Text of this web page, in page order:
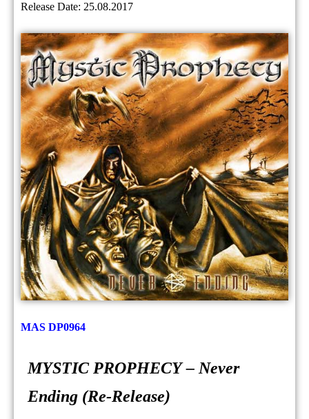
Release Date: 25.08.2017
MAS DP0964
MYSTIC PROPHECY – Never
Ending (Re-Release)